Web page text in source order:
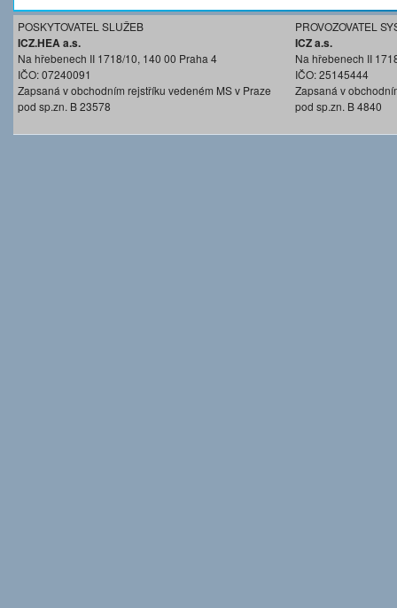
POSKYTOVATEL SLUŽEB
ICZ.HEA a.s.
Na hřebenech II 1718/10, 140 00 Praha 4
IČO: 07240091
Zapsaná v obchodním rejstříku vedeném MS v Praze
pod sp.zn. B 23578
PROVOZOVATEL
ICZ a.s.
Na hřebenech II
IČO: 25145444
Zapsaná v
pod sp.zn. B 4840